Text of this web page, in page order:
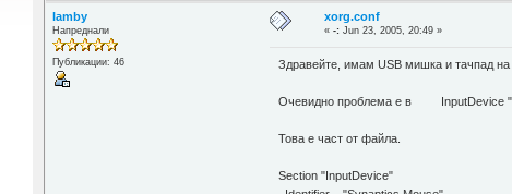
lamby
Напреднали
Публикации: 46
xorg.conf
«-: Jun 23, 2005, 20:49 »
Здравейте, имам USB мишка и тачпад
Очевидно проблема е в InputDevice
Това е част от файла.
Section "InputDevice"